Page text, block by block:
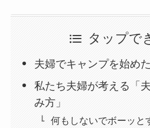
タップで
夫婦でキャンプを始め
私たち夫婦が考える「
み方」
何もしないでボーッと